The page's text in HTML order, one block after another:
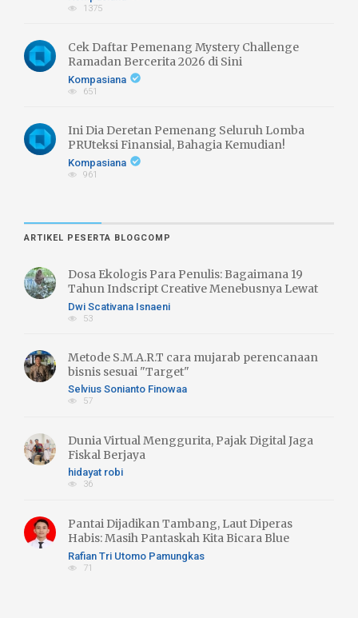
1375
Cek Daftar Pemenang Mystery Challenge
Ramadan Bercerita 2026 di Sini
Kompasiana
651
Ini Dia Deretan Pemenang Seluruh Lomba
PRUteksi Finansial, Bahagia Kemudian!
Kompasiana
961
ARTIKEL PESERTA BLOGCOMP
Dosa Ekologis Para Penulis: Bagaimana 19
Tahun Indscript Creative Menebusnya Lewat
Literasi Hijau
Dwi Scativana Isnaeni
53
Metode S.M.A.R.T cara mujarab perencanaan
bisnis sesuai "Target"
Selvius Sonianto Finowaa
57
Dunia Virtual Menggurita, Pajak Digital Jaga
Fiskal Berjaya
hidayat robi
36
Pantai Dijadikan Tambang, Laut Diperas
Habis: Masih Pantaskah Kita Bicara Blue
Economy atau Blue Trust Exlpoitation??
Rafian Tri Utomo Pamungkas
71